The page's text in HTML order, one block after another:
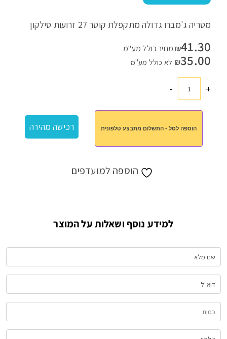
מטריה ג'מברו גדולה מתקפלת קוטר 27 זרועות סילקון
₪41.30
מחיר כולל מע"מ
₪35.00 לא כולל מע"מ
+כמות
-
הוספה לסל - התשלום מתבצע טלפונית רכישה מהירה
הוספה למועדפים
למידע נוסף ושאלות על המוצר